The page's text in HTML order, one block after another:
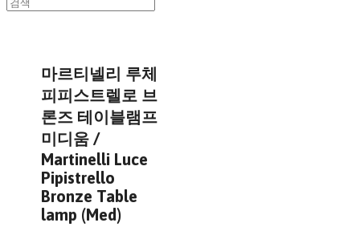
마르티넬리 루체
피피스트렐로 브
론즈 테이블램프
미디움 /
Martinelli Luce
Pipistrello
Bronze Table
lamp (Med)